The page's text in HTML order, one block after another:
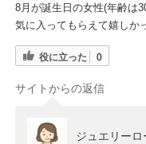
8月が誕生日の女性(年齢は
気に入ってもらえて嬉しか
役に立った 0
サイトからの返信
ジュエリー